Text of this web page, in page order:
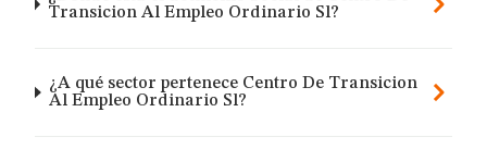
Transicion Al Empleo Ordinario Sl?
¿A qué sector pertenece Centro De Transicion
Al Empleo Ordinario Sl?